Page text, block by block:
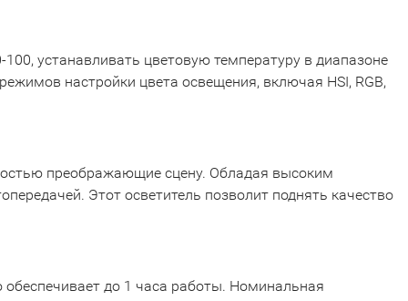
устанавливать цветовую температуру в диапазоне
настройки цвета освещения, включая HSI, RGB,
преображающие сцену. Обладая высоким
Этот осветитель позволит поднять качество
обеспечивает до 1 часа работы. Номинальная